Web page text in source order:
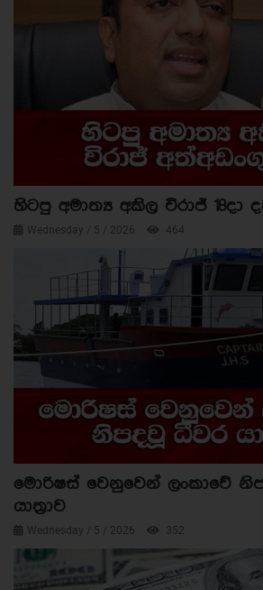
හිටපු අමාත්‍ය අකිල විරාජ් 18දා
Wednesday / 5 / 2026 464
මොරිෂස් වෙනුවෙන් ලංකාවේ
යාත්‍රාව
Wednesday / 5 / 2026 352